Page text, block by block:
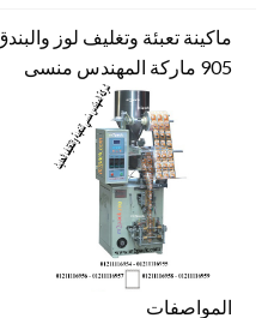
ماكينة تعبئة وتغليف لوز
905 ماركة المهندس منسى
المواصفات